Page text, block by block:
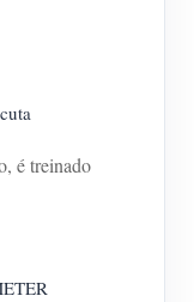
é treinado